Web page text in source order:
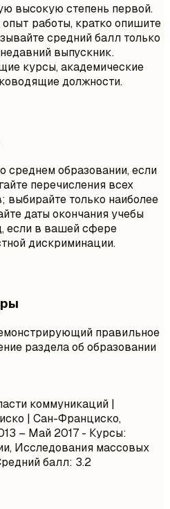
высокую степень первой.
опыт работы, кратко опишите
средний балл только
выпускник.
курсы, академические
должности.
среднем образовании, если
перечисления всех
выбирайте только наиболее
даты окончания учебы
если в вашей сфере
дискриминации.
правильное
раздела об образовании
коммуникаций |
| Сан-Франциско,
– Май 2017 - Курсы:
Исследования массовых
балл: 3.2